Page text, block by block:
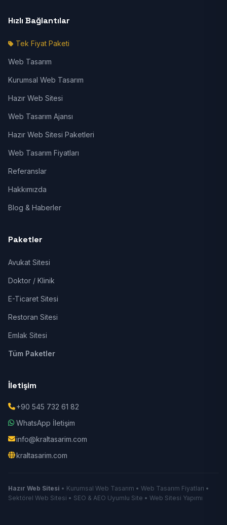
Hızlı Bağlantılar
Tek Fiyat Paketi
Web Tasarım
Kurumsal Web Tasarım
Hazır Web Sitesi
Web Tasarım Ajansı
Hazır Web Sitesi Paketleri
Web Tasarım Fiyatları
Referanslar
Hakkımızda
Blog & Haberler
Paketler
Avukat Sitesi
Doktor / Klinik
E-Ticaret Sitesi
Restoran Sitesi
Emlak Sitesi
Tüm Paketler
İletişim
+90 545 732 61 82
WhatsApp İletişim
info@kraltasarim.com
kraltasarim.com
Hazır Web Sitesi • Kurumsal Web Tasarım • Web Tasarım Fiyatları •
Sektörel Web Sitesi • SEO & AEO Uyumlu Site • Web Sitesi Yapımı